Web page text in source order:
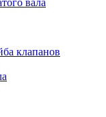
вала
клапанов